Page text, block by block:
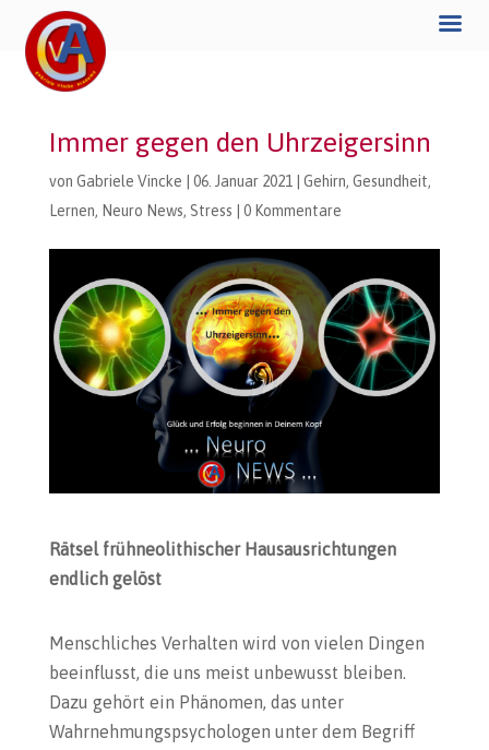
Immer gegen den Uhrzeigersinn
von Gabriele Vincke 06. Januar 2021 Gehirn, Gesundheit,
Lernen, Neuro News, Stress 0 Kommentare
Rätsel frühneolithischer Hausausrichtungen
endlich gelöst
Menschliches Verhalten wird von vielen Dingen
beeinflusst, die uns meist unbewusst bleiben.
Dazu gehört ein Phänomen, das unter
Wahrnehmungspsychologen unter dem Begriff